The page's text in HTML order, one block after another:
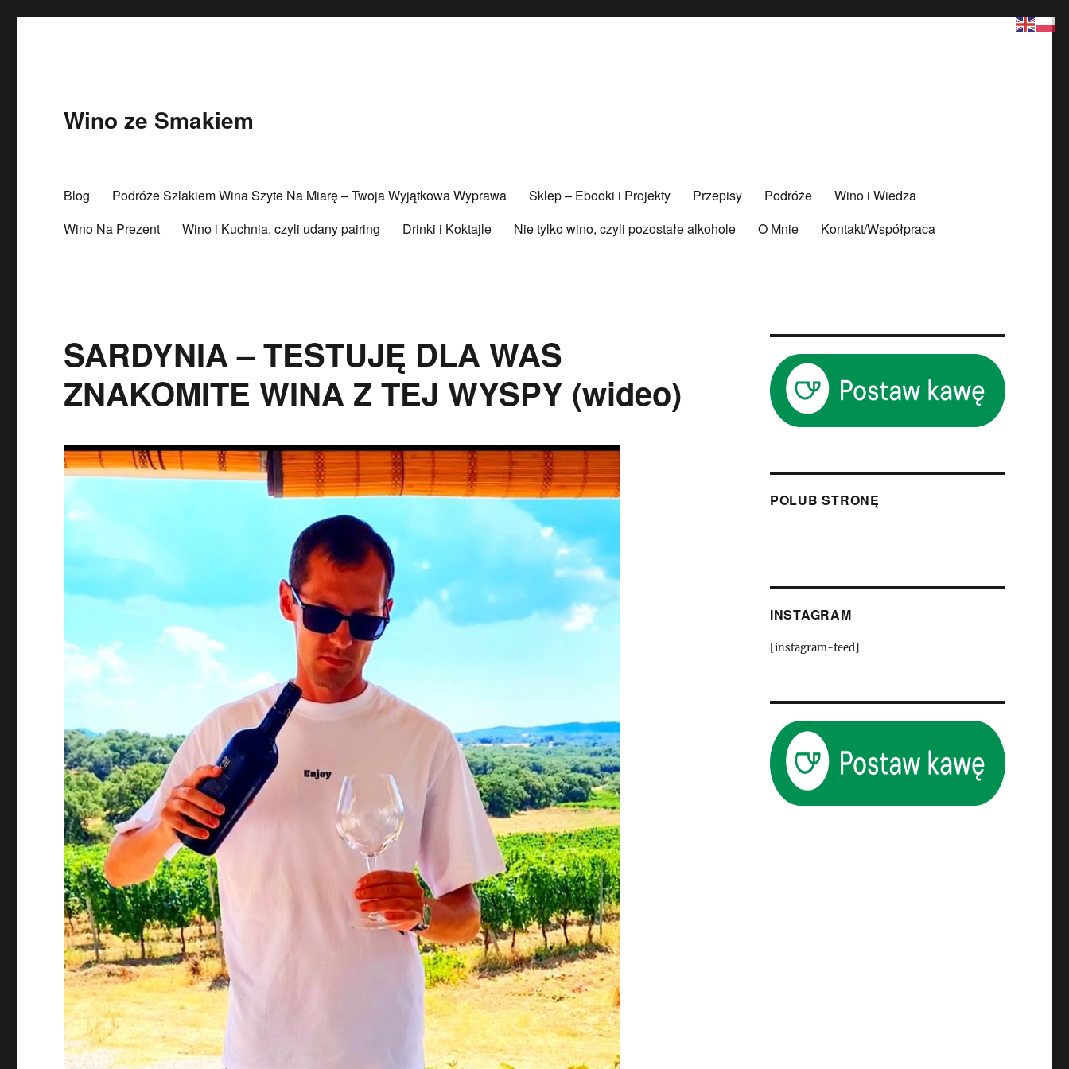
Wino ze Smakiem
Blog Podróże Szlakiem Wina Szyte Na Miarę – Twoja Wyjątkowa Wyprawa Sklep – Ebooki i Projekty Przepisy Podróże
Wino i Wiedza
Wino Na Prezent
Wino i Kuchnia, czyli udany pairing Drinki i Koktajle Nie tylko wino, czyli pozostałe alkohole O Mnie Kontakt/Współpraca
SARDYNIA – TESTUJĘ DLA WAS
ZNAKOMITE WINA Z TEJ WYSPY (wideo)
POLUB STRONĘ
INSTAGRAM
[instagram-feed]